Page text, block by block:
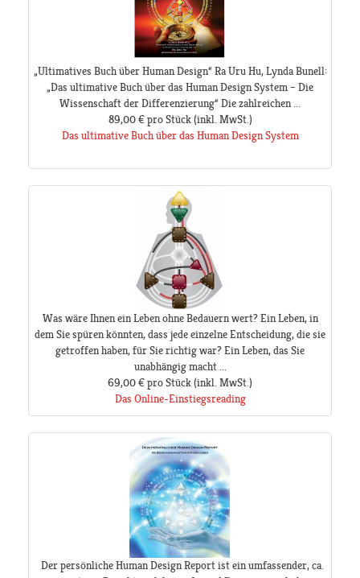
„Ultimatives Buch über Human Design“ Ra Uru Hu, Lynda Bunell:
„Das ultimative Buch über das Human Design System – Die
Wissenschaft der Differenzierung“ Die zahlreichen ...
89,00 € pro Stück(inkl. MwSt.)
Das ultimative Buch über das Human Design System
Was wäre Ihnen ein Leben ohne Bedauern wert? Ein Leben, in
dem Sie spüren könnten, dass jede einzelne Entscheidung, die sie
getroffen haben, für Sie richtig war? Ein Leben, das Sie
unabhängig macht ...
69,00 €pro Stück(inkl. MwSt.)
Das Online-Einstiegsreading
Der persönliche Human Design Report ist ein umfassender, ca.